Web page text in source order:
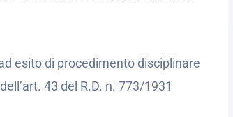
esito di procedimento disciplinare
43 del R.D. n. 773/1931